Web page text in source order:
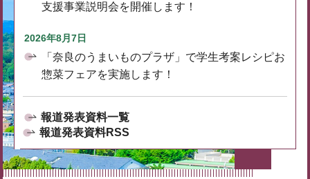
支援事業説明会を開催します！
2026年8月7日
「奈良のうまいものプラザ」で学生考案レシピお
惣菜フェアを実施します！
報道発表資料一覧
報道発表資料RSS